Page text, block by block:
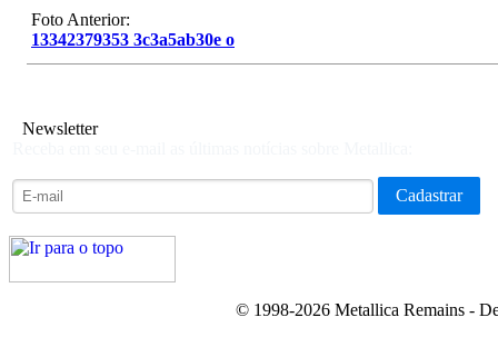
Foto Anterior:
13342379353 3c3a5ab30e o
Newsletter
© 1998-2026 Metallica Remains -